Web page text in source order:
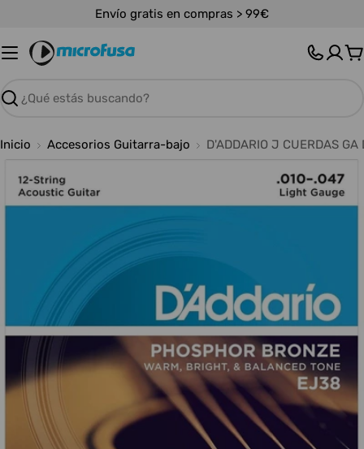
contenido
Envío gratis en compras > 99€
Buscar
Inicio Accesorios Guitarra-bajo D'ADDARIO J CUERDAS
medios 0 en modal